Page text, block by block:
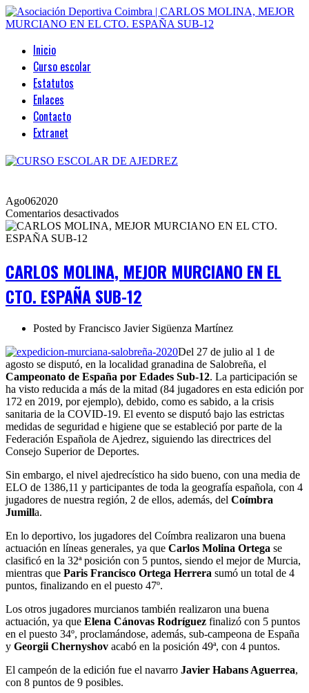
Inicio
Curso escolar
Estatutos
Enlaces
Contacto
Extranet
Ago062020
Comentarios desactivadosen
CARLOS
EN
CTO.
SUB-
CARLOS MOLINA, MEJOR MURCIANO EN EL
CTO. ESPAÑA SUB-12
Posted by Francisco Javier Sigüenza Martínez
Del 27 de julio al 1 de
agosto se disputó, en la localidad granadina de Salobreña, el
Campeonato de España por Edades Sub-12. La participación se
ha visto reducida a más de la mitad (84 jugadores en esta edición por
172 en 2019, por ejemplo), debido, como es sabido, a la crisis
sanitaria de la COVID-19. El evento se disputó bajo las estrictas
medidas de seguridad e higiene que se estableció por parte de la
Federación Española de Ajedrez, siguiendo las directrices del
Consejo Superior de Deportes.
Sin embargo, el nivel ajedrecístico ha sido bueno, con una media de
ELO de 1386,11 y participantes de toda la geografía española, con 4
jugadores de nuestra región, 2 de ellos, además, del Coímbra
Jumilla.
En lo deportivo, los jugadores del Coímbra realizaron una buena
actuación en líneas generales, ya que Carlos Molina Ortega se
clasificó en la 32ª posición con 5 puntos, siendo el mejor de Murcia,
mientras que Paris Francisco Ortega Herrera sumó un total de 4
puntos, finalizando en el puesto 47º.
Los otros jugadores murcianos también realizaron una buena
actuación, ya que Elena Cánovas Rodríguez finalizó con 5 puntos
en el puesto 34º, proclamándose, además, sub-campeona de España
y Georgii Chernyshov acabó en la posición 49ª, con 4 puntos.
El campeón de la edición fue el navarro Javier Habans Aguerrea,
con 8 puntos de 9 posibles.